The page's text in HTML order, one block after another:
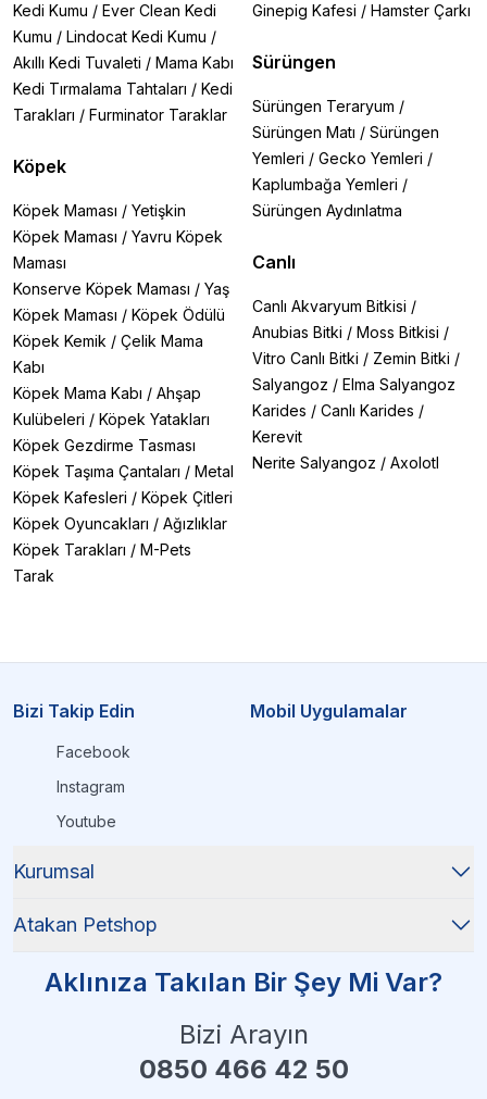
Kedi Kumu / Ever Clean Kedi
Kumu / Lindocat Kedi Kumu /
Akıllı Kedi Tuvaleti / Mama Kabı
Kedi Tırmalama Tahtaları / Kedi
Tarakları / Furminator Taraklar
Köpek
Köpek Maması / Yetişkin
Köpek Maması / Yavru Köpek
Maması
Konserve Köpek Maması / Yaş
Köpek Maması / Köpek Ödülü
Köpek Kemik / Çelik Mama
Kabı
Köpek Mama Kabı / Ahşap
Kulübeleri / Köpek Yatakları
Köpek Gezdirme Tasması
Köpek Taşıma Çantaları / Metal
Köpek Kafesleri / Köpek Çitleri
Köpek Oyuncakları / Ağızlıklar
Köpek Tarakları / M-Pets
Tarak
Ginepig Kafesi / Hamster Çarkı
Sürüngen
Sürüngen Teraryum /
Sürüngen Matı / Sürüngen
Yemleri / Gecko Yemleri /
Kaplumbağa Yemleri /
Sürüngen Aydınlatma
Canlı
Canlı Akvaryum Bitkisi /
Anubias Bitki / Moss Bitkisi /
Vitro Canlı Bitki / Zemin Bitki /
Salyangoz / Elma Salyangoz
Karides / Canlı Karides /
Kerevit
Nerite Salyangoz / Axolotl
Bizi Takip Edin
Facebook
Instagram
Youtube
Mobil Uygulamalar
Kurumsal
Atakan Petshop
Aklınıza Takılan Bir Şey Mi Var?
Bizi Arayın
0850 466 42 50